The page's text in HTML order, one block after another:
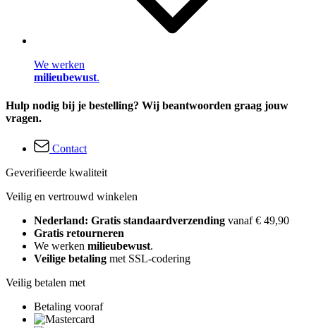
We werken
milieubewust.
Hulp nodig bij je bestelling? Wij beantwoorden graag jouw
vragen.
Contact
Geverifieerde kwaliteit
Veilig en vertrouwd winkelen
Nederland: Gratis standaardverzending vanaf € 49,90
Gratis retourneren
We werken milieubewust.
Veilige betaling met SSL-codering
Veilig betalen met
Betaling vooraf